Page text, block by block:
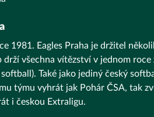
1981. Eagles Praha je držitel
všechna vítězství v jednom roce
Také jako jediný český
týmu vyhrát jak Pohár ČSA, tak
i českou Extraligu.